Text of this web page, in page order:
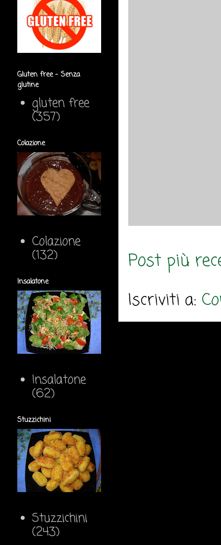
Post più
Iscriviti a:
Gluten free - Senza
glutine
gluten free
(357)
Colazione
Colazione
(132)
Insalatone
Insalatone
(62)
Stuzzichini
Stuzzichini
(243)